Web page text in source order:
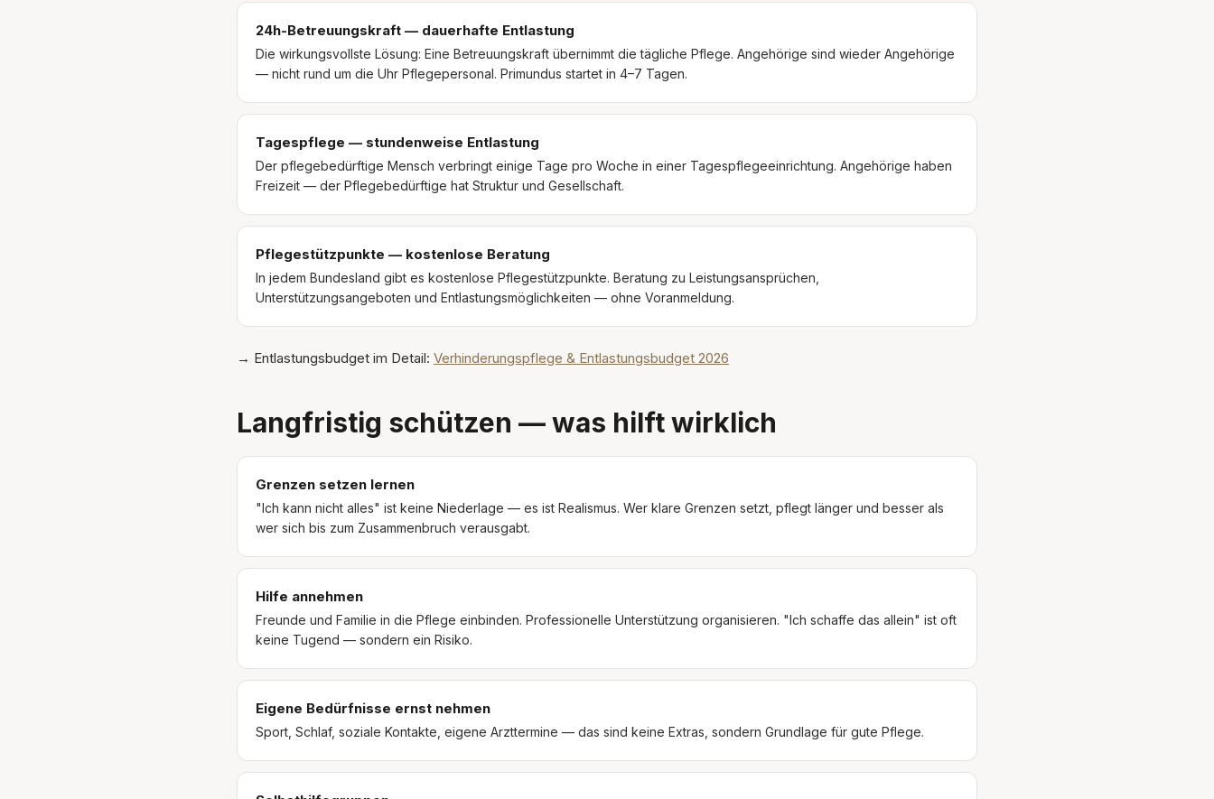
24h-Betreuungskraft — dauerhafte Entlastung
Die wirkungsvollste Lösung: Eine Betreuungskraft übernimmt die tägliche Pflege. Angehörige sind wieder Angehörige
— nicht rund um die Uhr Pflegepersonal. Primundus startet in 4–7 Tagen.
Tagespflege — stundenweise Entlastung
Der pflegebedürftige Mensch verbringt einige Tage pro Woche in einer Tagespflegeeinrichtung. Angehörige haben
Freizeit — der Pflegebedürftige hat Struktur und Gesellschaft.
Pflegestützpunkte — kostenlose Beratung
In jedem Bundesland gibt es kostenlose Pflegestützpunkte. Beratung zu Leistungsansprüchen,
Unterstützungsangeboten und Entlastungsmöglichkeiten — ohne Voranmeldung.
→ Entlastungsbudget im Detail: Verhinderungspflege & Entlastungsbudget 2026
Langfristig schützen — was hilft wirklich
Grenzen setzen lernen
"Ich kann nicht alles" ist keine Niederlage — es ist Realismus. Wer klare Grenzen setzt, pflegt länger und besser als
wer sich bis zum Zusammenbruch verausgabt.
Hilfe annehmen
Freunde und Familie in die Pflege einbinden. Professionelle Unterstützung organisieren. "Ich schaffe das allein" ist oft
keine Tugend — sondern ein Risiko.
Eigene Bedürfnisse ernst nehmen
Sport, Schlaf, soziale Kontakte, eigene Arzttermine — das sind keine Extras, sondern Grundlage für gute Pflege.